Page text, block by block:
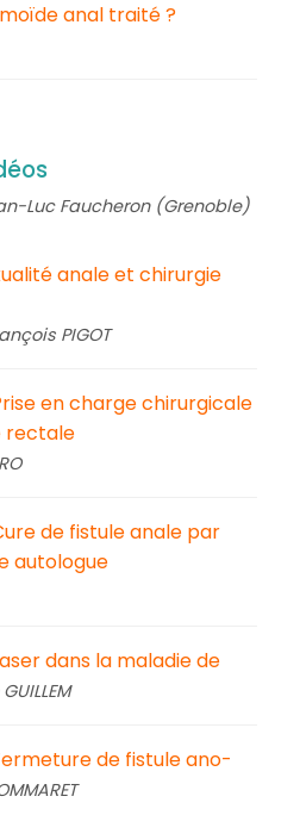
anal traité ?
Luc Faucheron (Grenoble)
anale et chirurgie
PIGOT
en charge chirurgicale
rectale
de fistule anale par
autologue
dans la maladie de
de fistule ano-